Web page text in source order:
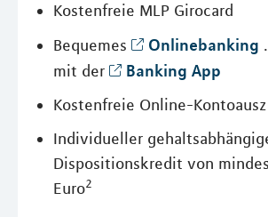
Kostenfreie MLP Girocard
Bequemes
Onlinebanking
mit der
Banking App
Kostenfreie Online-
Individueller
Dispositionskredit von
Euro2